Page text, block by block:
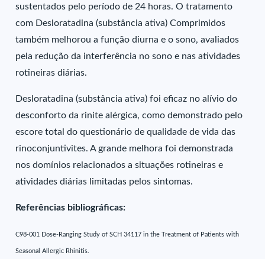
sustentados pelo período de 24 horas. O tratamento
com Desloratadina (substância ativa) Comprimidos
também melhorou a função diurna e o sono, avaliados
pela redução da interferência no sono e nas atividades
rotineiras diárias.
Desloratadina (substância ativa) foi eficaz no alívio do
desconforto da rinite alérgica, como demonstrado pelo
escore total do questionário de qualidade de vida das
rinoconjuntivites. A grande melhora foi demonstrada
nos domínios relacionados a situações rotineiras e
atividades diárias limitadas pelos sintomas.
Referências bibliográficas:
C98-001 Dose-Ranging Study of SCH 34117 in the Treatment of Patients with
Seasonal Allergic Rhinitis.